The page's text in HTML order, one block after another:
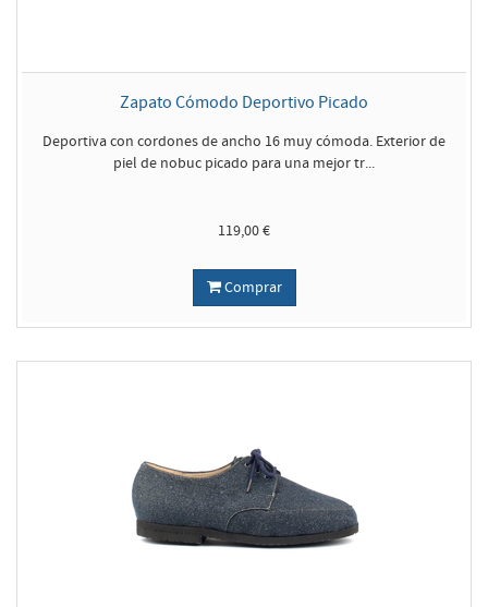
Zapato Cómodo Deportivo Picado
Deportiva con cordones de ancho 16 muy cómoda. Exterior de
piel de nobuc picado para una mejor tr...
119,00 €
Comprar